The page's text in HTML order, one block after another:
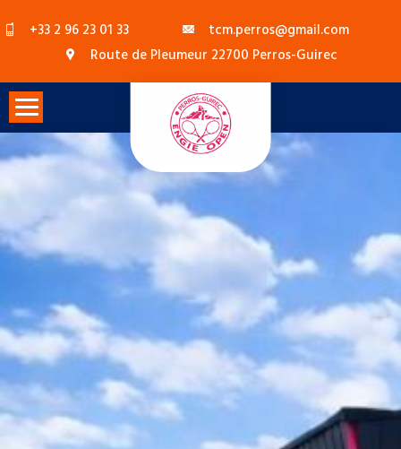
to
+33 2 96 23 01 33
tcm.perros@gmail.com
Route de Pleumeur 22700 Perros-Guirec